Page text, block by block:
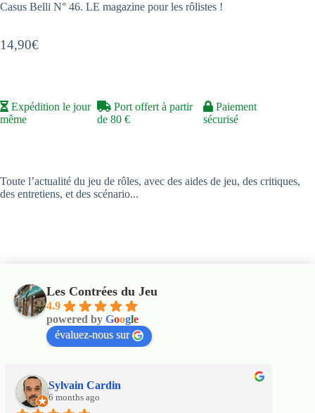
14,90€
Casus Belli N° 46. LE magazine pour les rôlistes !
Expédition le jour
même
Port offert à partir
de 80 €
Paiement
sécurisé
Toute l’actualité du jeu de rôles, avec des aides de jeu, des critiques,
des entretiens, et des scénario...
Les Contrées du Jeu
4.9
powered by Google
évaluez-nous sur
Sylvain Cardin
6 months ago